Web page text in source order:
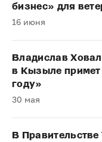
бизнес» для
16 июня
Владислав
в Кызыле
году»
30 мая
В